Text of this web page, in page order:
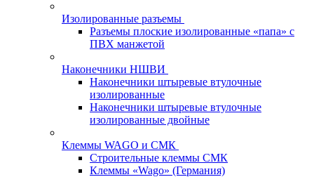
Изолированные разъемы
Разъемы плоские изолированные «папа» с
ПВХ манжетой
Наконечники НШВИ
Наконечники штыревые втулочные
изолированные
Наконечники штыревые втулочные
изолированные двойные
Клеммы WAGO и СМК
Строительные клеммы СМК
Клеммы «Wago» (Германия)